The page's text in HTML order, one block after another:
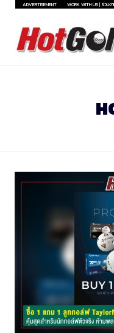
Skip
content
ADVERTISEMENT WORK WITH US | ร่วมง